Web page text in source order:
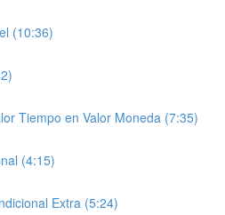
(10:36)
Tiempo en Valor Moneda (7:35)
(4:15)
Extra (5:24)